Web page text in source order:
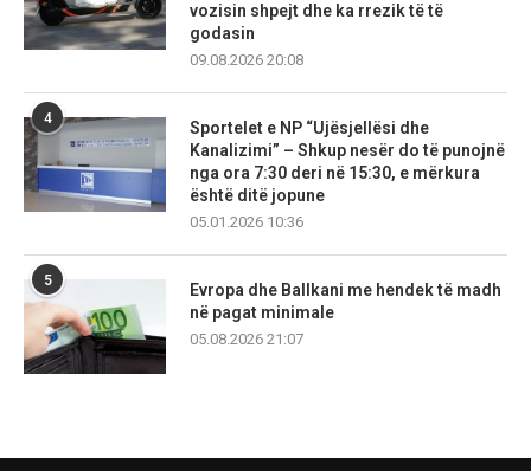
vozisin shpejt dhe ka rrezik të të
godasin
09.08.2026 20:08
4
Sportelet e NP “Ujësjellësi dhe
Kanalizimi” – Shkup nesër do të punojnë
nga ora 7:30 deri në 15:30, e mërkura
është ditë jopune
05.01.2026 10:36
5
Evropa dhe Ballkani me hendek të madh
në pagat minimale
05.08.2026 21:07